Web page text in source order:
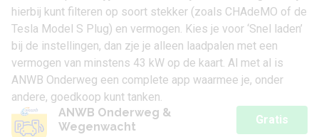
hierbij kunt filteren op soort stekker (zoals CHAdeMO of de
Tesla Model S Plug) en vermogen. Kies je voor ‘Snel laden’
bij de instellingen, dan zje je alleen laadpalen met een
vermogen van minstens 43 kW op de kaart. Al met al is
ANWB Onderweg een complete app waarmee je, onder
andere, goedkoop kunt tanken.
ANWB Onderweg &
Wegenwacht
Gratis